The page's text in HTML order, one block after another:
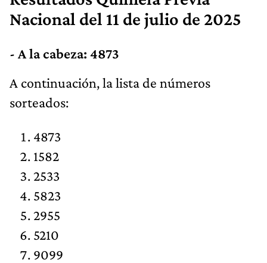
Nacional del 11 de julio de 2025
- A la cabeza: 4873
​​A continuación, la lista de números
sorteados:
4873
1582
2533
5823
2955
5210
9099